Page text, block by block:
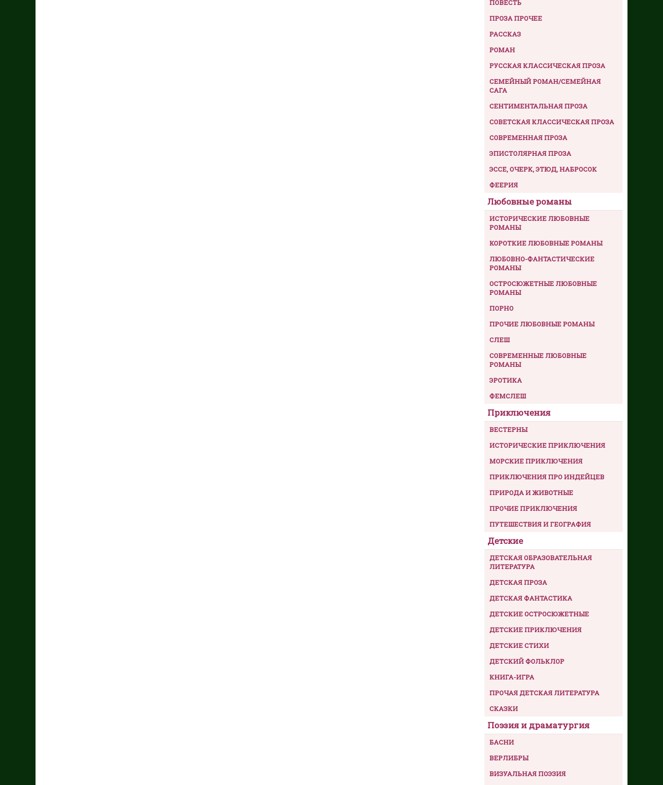
ПОВЕСТЬ
ПРОЗА ПРОЧЕЕ
РАССКАЗ
РОМАН
РУССКАЯ КЛАССИЧЕСКАЯ ПРОЗА
СЕМЕЙНЫЙ РОМАН/СЕМЕЙНАЯ
САГА
СЕНТИМЕНТАЛЬНАЯ ПРОЗА
СОВЕТСКАЯ КЛАССИЧЕСКАЯ ПРОЗА
СОВРЕМЕННАЯ ПРОЗА
ЭПИСТОЛЯРНАЯ ПРОЗА
ЭССЕ, ОЧЕРК, ЭТЮД, НАБРОСОК
ФЕЕРИЯ
Любовные романы
ИСТОРИЧЕСКИЕ ЛЮБОВНЫЕ
РОМАНЫ
КОРОТКИЕ ЛЮБОВНЫЕ РОМАНЫ
ЛЮБОВНО-ФАНТАСТИЧЕСКИЕ
РОМАНЫ
ОСТРОСЮЖЕТНЫЕ ЛЮБОВНЫЕ
РОМАНЫ
ПОРНО
ПРОЧИЕ ЛЮБОВНЫЕ РОМАНЫ
СЛЕШ
СОВРЕМЕННЫЕ ЛЮБОВНЫЕ
РОМАНЫ
ЭРОТИКА
ФЕМСЛЕШ
Приключения
ВЕСТЕРНЫ
ИСТОРИЧЕСКИЕ ПРИКЛЮЧЕНИЯ
МОРСКИЕ ПРИКЛЮЧЕНИЯ
ПРИКЛЮЧЕНИЯ ПРО ИНДЕЙЦЕВ
ПРИРОДА И ЖИВОТНЫЕ
ПРОЧИЕ ПРИКЛЮЧЕНИЯ
ПУТЕШЕСТВИЯ И ГЕОГРАФИЯ
Детские
ДЕТСКАЯ ОБРАЗОВАТЕЛЬНАЯ
ЛИТЕРАТУРА
ДЕТСКАЯ ПРОЗА
ДЕТСКАЯ ФАНТАСТИКА
ДЕТСКИЕ ОСТРОСЮЖЕТНЫЕ
ДЕТСКИЕ ПРИКЛЮЧЕНИЯ
ДЕТСКИЕ СТИХИ
ДЕТСКИЙ ФОЛЬКЛОР
КНИГА-ИГРА
ПРОЧАЯ ДЕТСКАЯ ЛИТЕРАТУРА
СКАЗКИ
Поэзия и драматургия
БАСНИ
ВЕРЛИБРЫ
ВИЗУАЛЬНАЯ ПОЭЗИЯ